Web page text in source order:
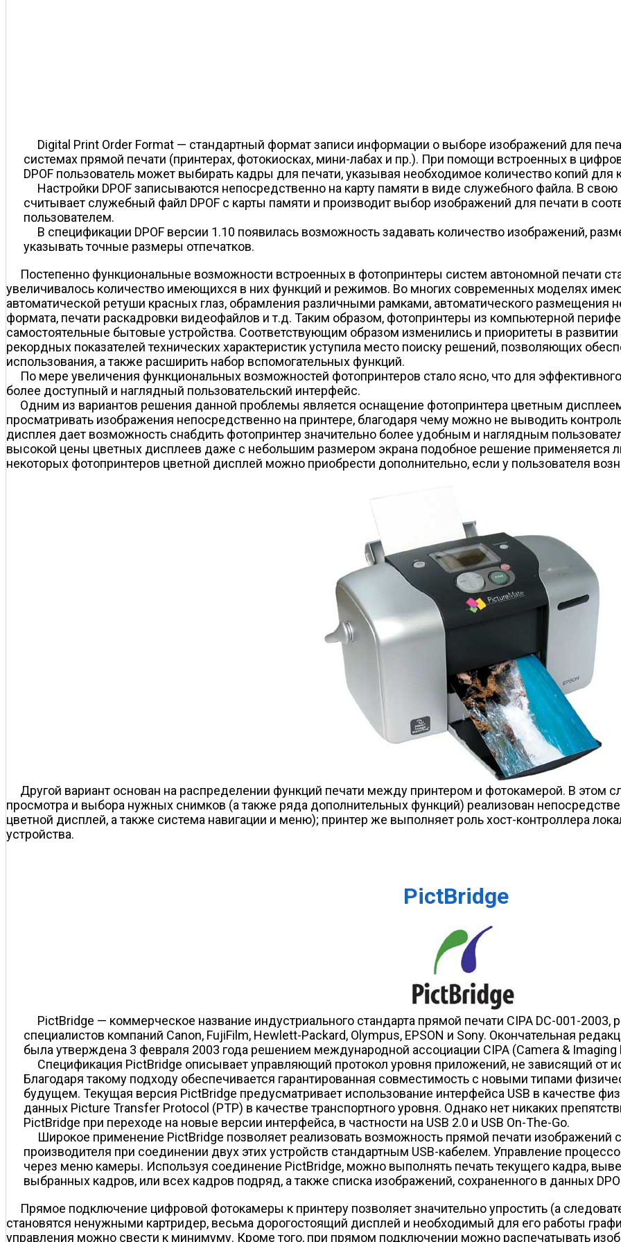
Digital Print Order Format — стандартный формат записи информации о выборе изображений для
системах прямой печати (принтерах, фотокиосках, мини-лабах и пр.). При помощи встроенных в
DPOF пользователь может выбирать кадры для печати, указывая необходимое количество копий для
Настройки DPOF записываются непосредственно на карту памяти в виде служебного файла. В
считывает служебный файл DPOF с карты памяти и производит выбор изображений для печати в
пользователем.
В спецификации DPOF версии 1.10 появилась возможность задавать количество изображений,
указывать точные размеры отпечатков.
Постепенно функциональные возможности встроенных в фотопринтеры систем автономной печати
увеличивалось количество имеющихся в них функций и режимов. Во многих современных моделях
автоматической ретуши красных глаз, обрамления различными рамками, автоматического размещения
формата, печати раскадровки видеофайлов и т.д. Таким образом, фотопринтеры из компьютерной
самостоятельные бытовые устройства. Соответствующим образом изменились и приоритеты в
рекордных показателей технических характеристик уступила место поиску решений, позволяющих
использования, а также расширить набор вспомогательных функций.
По мере увеличения функциональных возможностей фотопринтеров стало ясно, что для
более доступный и наглядный пользовательский интерфейс.
Одним из вариантов решения данной проблемы является оснащение фотопринтера цветным
просматривать изображения непосредственно на принтере, благодаря чему можно не выводить
дисплея дает возможность снабдить фотопринтер значительно более удобным и наглядным
высокой цены цветных дисплеев даже с небольшим размером экрана подобное решение применяется
некоторых фотопринтеров цветной дисплей можно приобрести дополнительно, если у пользователя
Другой вариант основан на распределении функций печати между принтером и фотокамерой. В этом
просмотра и выбора нужных снимков (а также ряда дополнительных функций) реализован
цветной дисплей, а также система навигации и меню); принтер же выполняет роль хост-контроллера
устройства.
PictBridge
PictBridge — коммерческое название индустриального стандарта прямой печати CIPA DC-001-2003,
специалистов компаний Canon, FujiFilm, Hewlett-Packard, Olympus, EPSON и Sony. Окончательная
была утверждена 3 февраля 2003 года решением международной ассоциации CIPA (Camera &
Спецификация PictBridge описывает управляющий протокол уровня приложений, не зависящий от
Благодаря такому подходу обеспечивается гарантированная совместимость с новыми типами
будущем. Текущая версия PictBridge предусматривает использование интерфейса USB в качестве
данных Picture Transfer Protocol (PTP) в качестве транспортного уровня. Однако нет никаких
PictBridge при переходе на новые версии интерфейса, в частности на USB 2.0 и USB On-The-Go.
Широкое применение PictBridge позволяет реализовать возможность прямой печати
производителя при соединении двух этих устройств стандартным USB-кабелем. Управление
через меню камеры. Используя соединение PictBridge, можно выполнять печать текущего кадра,
выбранных кадров, или всех кадров подряд, а также списка изображений, сохраненного в данных
Прямое подключение цифровой фотокамеры к принтеру позволяет значительно упростить (а
становятся ненужными картридер, весьма дорогостоящий дисплей и необходимый для его работы
управления можно свести к минимуму. Кроме того, при прямом подключении можно распечатывать